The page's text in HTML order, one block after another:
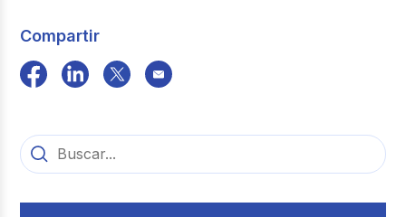
Compartir